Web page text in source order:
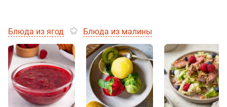
Блюда из ягод Блюда из малины